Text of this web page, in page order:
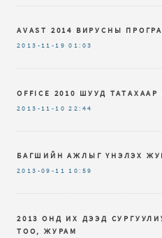
AVAST 2014 ВИРУСНЫ
2013-11-19 01:03
OFFICE 2010 ШУУД
2013-11-10 22:44
БАГШИЙН АЖЛЫГ ҮНЭЛЭХ
2013-09-11 10:59
2013 ОНД ИХ ДЭЭД
ТОО, ЖУРАМ